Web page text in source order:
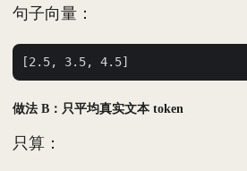
句子向量：
做法 B：只平均真实文本 token
只算：